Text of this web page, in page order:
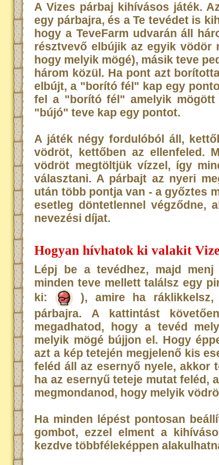
A Vizes párbaj kihívásos játék.
egy párbajra, és a Te tevédet is
hogy a TeveFarm udvarán áll
résztvevő elbújik az egyik vödör
hogy melyik mögé), másik teve
három közül. Ha pont azt
elbújt, a "borító fél" kap egy
fel a "borító fél" amelyik
"bújó" teve kap egy pontot.
A játék négy fordulóból áll,
vödröt, kettőben az ellenfeled.
vödröt megtöltjük vízzel, így
választani. A párbajt az nyeri
után több pontja van - a győztes
esetleg döntetlennel végződne,
nevezési díjat.
Hogyan hívhatok ki valakit
Lépj be a tevédhez, majd menj
minden teve mellett találsz egy
ki:
), amire ha
párbajra. A kattintást
megadhatod, hogy a tevéd
melyik mögé bújjon el. Hogy
azt a kép tetején megjelenő kis
feléd áll az esernyő nyele, akkor
ha az esernyű teteje mutat feléd,
megmondanod, hogy melyik
Ha minden lépést pontosan
gombot, ezzel elment a
kezdve többféleképpen